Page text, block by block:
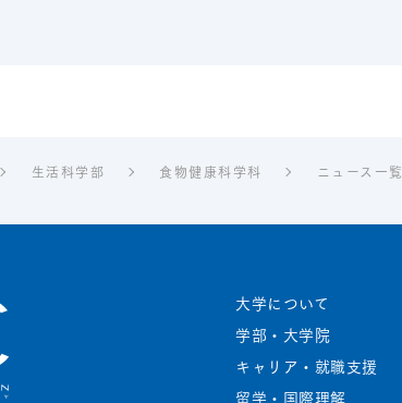
生活科学部 食物健康科学科 ニュース一覧
大学について
学部・大学院
キャリア・就職支援
留学・国際理解